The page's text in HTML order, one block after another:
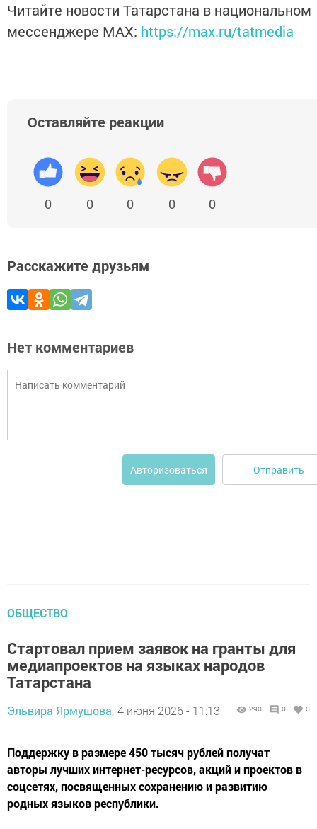
Читайте новости Татарстана в национальном
мессенджере MАХ: https://max.ru/tatmedia
Оставляйте реакции
0 0 0 0 0
Расскажите друзьям
Нет комментариев
Авторизоваться Отправить
ОБЩЕСТВО
Стартовал прием заявок на гранты для
медиапроектов на языках народов
Татарстана
Эльвира Ярмушова, 4 июня 2026 - 11:13 290 0 0
Поддержку в размере 450 тысяч рублей получат
авторы лучших интернет-ресурсов, акций и проектов в
соцсетях, посвященных сохранению и развитию
родных языков республики.